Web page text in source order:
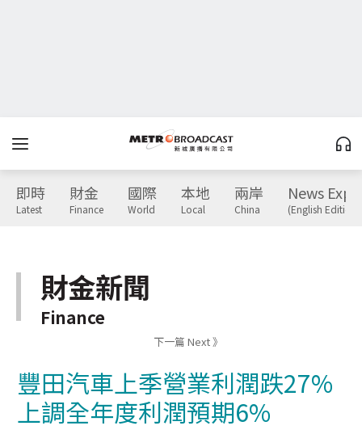
即時
Latest
財金
Finance
國際
World
本地
Local
兩岸
China
News
(English Edition)
財金新聞
Finance
下一篇 Next 》
豐田汽車上季營業利潤跌27%
上調全年度利潤預期6%